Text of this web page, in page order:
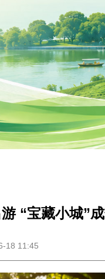
“宝藏小城”
18 11:45